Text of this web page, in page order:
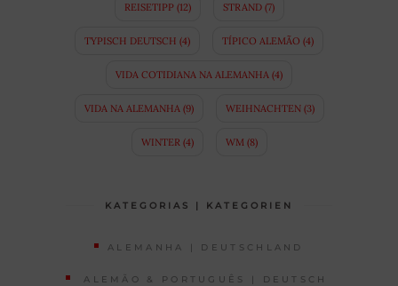
REISETIPP(12) STRAND(7)
TYPISCH DEUTSCH (4) TÍPICO ALEMÃO (4)
VIDA COTIDIANA NA ALEMANHA (4)
VIDA NA ALEMANHA(9) WEIHNACHTEN(3)
WINTER(4) WM(8)
KATEGORIAS | KATEGORIEN
ALEMANHA | DEUTSCHLAND
ALEMÃO & PORTUGUÊS | DEUTSCH